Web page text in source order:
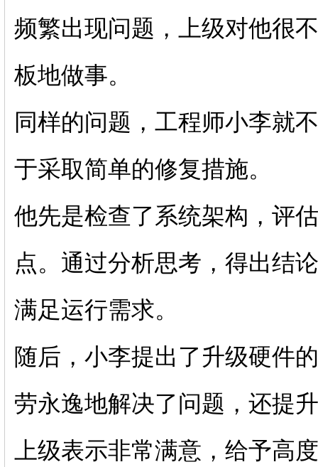
频繁出现问题，上级对他很
板地做事。
同样的问题，工程师小李就
于采取简单的修复措施。
他先是检查了系统架构，评
点。通过分析思考，得出结
满足运行需求。
随后，小李提出了升级硬件
劳永逸地解决了问题，还提
上级表示非常满意，给予高